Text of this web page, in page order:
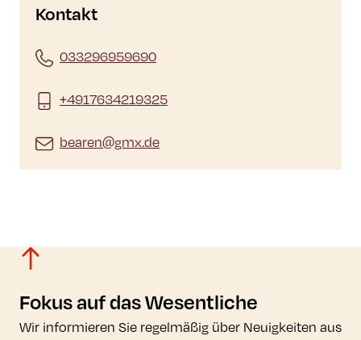
Kontakt
033296959690
+4917634219325
bearen@gmx.de
Fokus auf das Wesentliche
Wir informieren Sie regelmäßig über Neuigkeiten aus